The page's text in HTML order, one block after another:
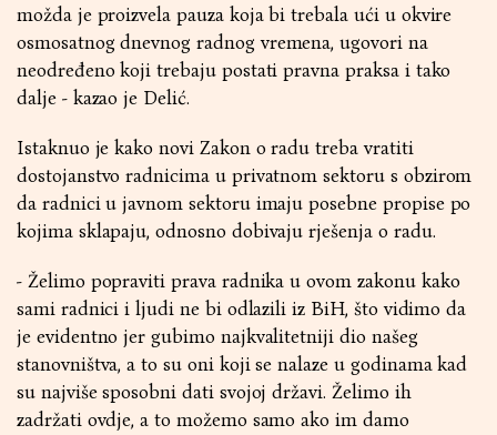
možda je proizvela pauza koja bi trebala ući u okvire
osmosatnog dnevnog radnog vremena, ugovori na
neodređeno koji trebaju postati pravna praksa i tako
dalje - kazao je Delić.
Istaknuo je kako novi Zakon o radu treba vratiti
dostojanstvo radnicima u privatnom sektoru s obzirom
da radnici u javnom sektoru imaju posebne propise po
kojima sklapaju, odnosno dobivaju rješenja o radu.
- Želimo popraviti prava radnika u ovom zakonu kako
sami radnici i ljudi ne bi odlazili iz BiH, što vidimo da
je evidentno jer gubimo najkvalitetniji dio našeg
stanovništva, a to su oni koji se nalaze u godinama kad
su najviše sposobni dati svojoj državi. Želimo ih
zadržati ovdje, a to možemo samo ako im damo